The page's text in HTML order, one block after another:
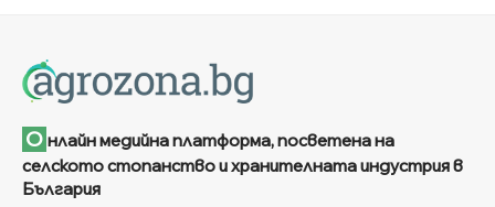
О нлайн медийна платформа, посветена на
селското стопанство и хранителната индустрия в
България